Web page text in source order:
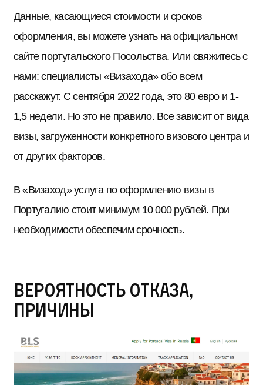
Данные, касающиеся стоимости и сроков
оформления, вы можете узнать на официальном
сайте португальского Посольства. Или свяжитесь с
нами: специалисты «Визахода» обо всем
расскажут. С сентября 2022 года, это 80 евро и 1-
1,5 недели. Но это не правило. Все зависит от вида
визы, загруженности конкретного визового центра и
от других факторов.
В «Визаход» услуга по оформлению визы в
Португалию стоит минимум 10 000 рублей. При
необходимости обеспечим срочность.
Вероятность отказа,
причины